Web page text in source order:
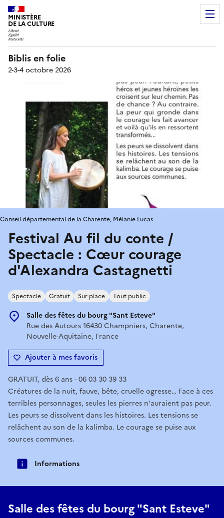
MINISTÈRE
DE LA CULTURE
Biblis en folie
2-3-4 octobre 2026
Festival Au fil du conte /
Spectacle : Cœur courage
d'Alexandra Castagnetti
Spectacle Gratuit Sur place Tout public
Salle des fêtes du bourg "Sant Esteve"
Rue des Autours 16430 Champniers, Charente,
Nouvelle-Aquitaine, France
Ajouter à mes favoris
Conseil départemental de la Charente, Mélanie Lucas
GRATUIT, dès 6 ans - 06 03 30 39 33
Créatures de la nuit, fauve, bête, cruelle ogresse… Face à ces
terribles personnages, seules les pierres n'auraient pas peur.
Les peurs se dissolvent dans les histoires. Les tensions se
relâchent au son de la kalimba. Le courage se puise aux
sources communes.
Informations
Salle des fêtes du bourg "Sant Esteve"